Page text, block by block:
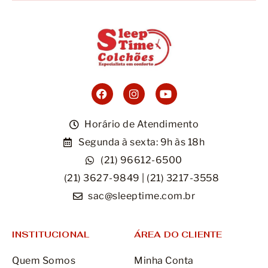
Móveis
Assistência Técnica
Horário de Atendimento
Segunda à sexta: 9h às 18h
(21) 96612-6500
(21) 3627-9849 | (21) 3217-3558
sac@sleeptime.com.br
INSTITUCIONAL
Quem Somos
ÁREA DO CLIENTE
Minha Conta